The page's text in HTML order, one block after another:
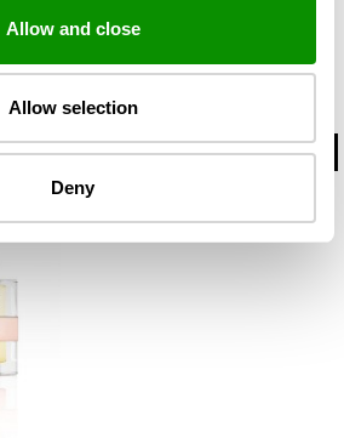
Allow and close
Allow selection
Deny
Bella
Eau de Parfum 100ml
12 327 Ft‎
VÁSÁRLÁS